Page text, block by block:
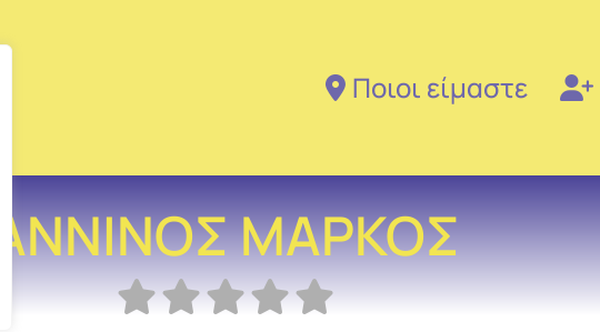
Ποιοι είμαστε
ΑΝΝΙΝΟΣ ΜΑΡΚΟΣ